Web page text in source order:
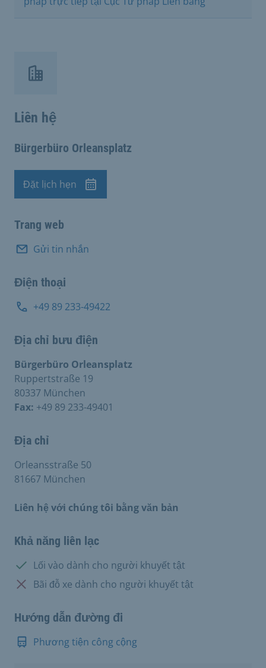
Liên hệ
Bürgerbüro Orleansplatz
Cuộc hẹn
Đặt lịch hẹn
Trang web
Gửi tin nhắn
Điện thoại
+49 89 233-49422
Địa chỉ bưu điện
Bürgerbüro Orleansplatz
Ruppertstraße 19
80337 München
Fax: +49 89 233-49401
Địa chỉ
Orleansstraße 50
81667 München
Liên hệ với chúng tôi bằng văn bản
Khả năng liên lạc
Có: Lối vào dành cho người khuyết tật
Không có:
Bãi đỗ xe dành cho người khuyết tật
Hướng dẫn đường đi
Phương tiện công cộng